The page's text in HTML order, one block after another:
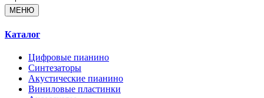
МЕНЮ
Каталог
Цифровые пианино
Синтезаторы
Акустические пианино
Виниловые пластинки